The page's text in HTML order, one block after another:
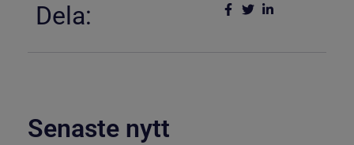
Dela:
Senaste nytt